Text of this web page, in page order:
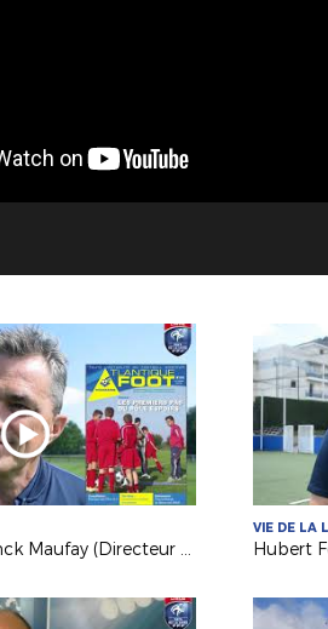
Pôle Espoirs : Franck Maufay (Directeur du Pôle) dresse le bilan du concours et du stage
VIE DE LA